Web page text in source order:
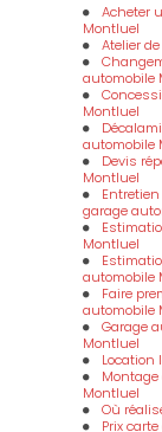
Acheter
Montluel
Atelier
automobile
Montluel
automobile
Devis
Montluel
garage
Montluel
automobile
Faire
automobile
Garage
Montluel
Location
Montluel
Où
Prix